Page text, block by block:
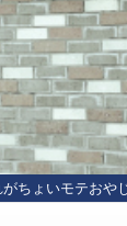
ちょいモテおや